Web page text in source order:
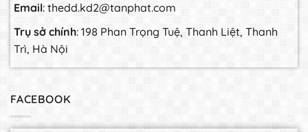
Email: thedd.kd2@tanphat.com
Trụ sở chính: 198 Phan Trọng Tuệ, Thanh Liệt, Thanh
Trì, Hà Nội
FACEBOOK